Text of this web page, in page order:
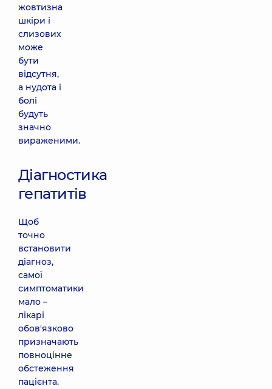
жовтизна
шкіри і
слизових
може
бути
відсутня,
а нудота і
болі
будуть
значно
вираженими.
Діагностика
гепатитів
Щоб
точно
встановити
діагноз,
самої
симптоматики
мало –
лікарі
обов'язково
призначають
повноцінне
обстеження
пацієнта.